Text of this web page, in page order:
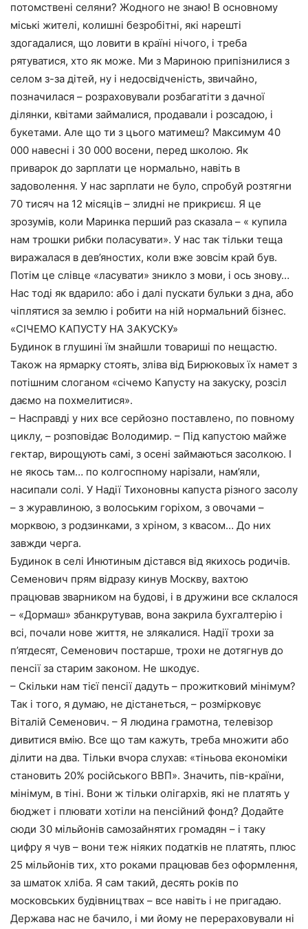
потомствені селяни? Жодного не знаю! В основному
міські жителі, колишні безробітні, які нарешті
здогадалися, що ловити в країні нічого, і треба
рятуватися, хто як може. Ми з Мариною припізнилися з
селом з-за дітей, ну і недосвідченість, звичайно,
позначилася – розраховували розбагатіти з дачної
ділянки, квітами займалися, продавали і розсадою, і
букетами. Але що ти з цього матимеш? Максимум 40
000 навесні і 30 000 восени, перед школою. Як
приварок до зарплати це нормально, навіть в
задоволення. У нас зарплати не було, спробуй розтягни
70 тисяч на 12 місяців – злидні не прикриєш. Я це
зрозумів, коли Маринка перший раз сказала – « купила
нам трошки рибки поласувати». У нас так тільки теща
виражалася в дев’яностих, коли вже зовсім край був.
Потім це слівце «ласувати» зникло з мови, і ось знову…
Нас тоді як вдарило: або і далі пускати бульки з дна, або
чіплятися за землю і робити на ній нормальний бізнес.
«СІЧЕМО КАПУСТУ НА ЗАКУСКУ»
Будинок в глушині їм знайшли товариші по нещастю.
Також на ярмарку стоять, зліва від Бирюковых їх намет з
потішним слоганом «січемо Капусту на закуску, розсіл
даємо на похмелитися».
– Насправді у них все серйозно поставлено, по повному
циклу, – розповідає Володимир. – Під капустою майже
гектар, вирощують самі, з осені займаються засолкою. І
не якось там… по колгоспному нарізали, нам’яли,
насипали солі. У Надії Тихоновны капуста різного засолу
– з журавлиною, з волоським горіхом, з овочами –
морквою, з родзинками, з хріном, з квасом… До них
завжди черга.
Будинок в селі Инютиным дістався від якихось родичів.
Семенович прям відразу кинув Москву, вахтою
працював зварником на будові, і в дружини все склалося
– «Дормаш» збанкрутував, вона закрила бухгалтерію і
всі, почали нове життя, не злякалися. Надії трохи за
п’ятдесят, Семенович постарше, трохи не дотягнув до
пенсії за старим законом. Не шкодує.
– Скільки нам тієї пенсії дадуть – прожитковий мінімум?
Так і того, я думаю, не дістанеться, – розмірковує
Віталій Семенович. – Я людина грамотна, телевізор
дивитися вмію. Все що там кажуть, треба множити або
ділити на два. Тільки вчора слухав: «тіньова економіки
становить 20% російського ВВП». Значить, пів-країни,
мінімум, в тіні. Вони ж тільки олігархів, які не платять у
бюджет і плювати хотіли на пенсійний фонд? Додайте
сюди 30 мільйонів самозайнятих громадян – і таку
цифру я чув – вони теж ніяких податків не платять, плюс
25 мільйонів тих, хто роками працював без оформлення,
за шматок хліба. Я сам такий, десять років по
московських будівництвах – все навіть і не пригадаю.
Держава нас не бачило, і ми йому не перераховували ні